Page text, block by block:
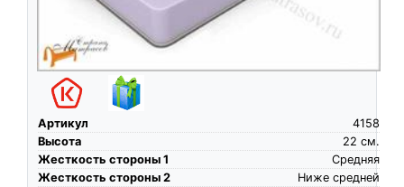
Артикул
4158
Высота
см.
22
Жесткость стороны 1
Средняя
Жесткость стороны 2
Ниже средней